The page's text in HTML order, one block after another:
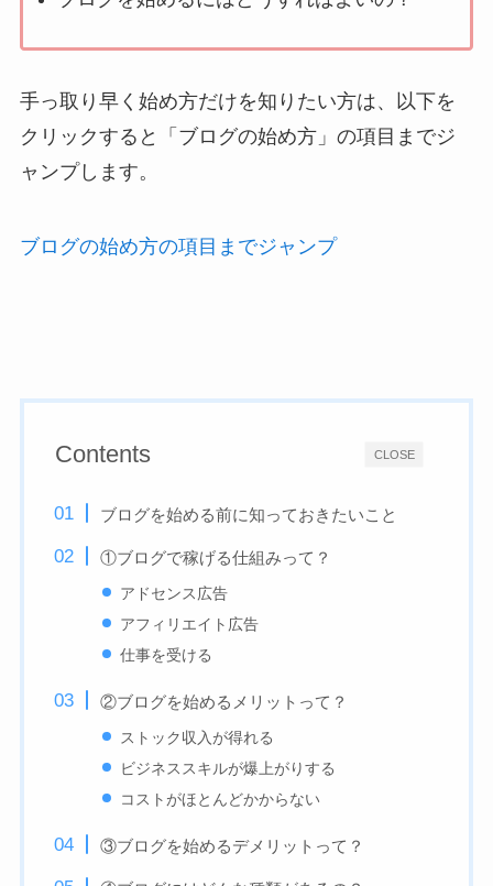
手っ取り早く始め方だけを知りたい方は、以下を
クリックすると「ブログの始め方」の項目までジ
ャンプします。
ブログの始め方の項目までジャンプ
CLOSE
Contents
ブログを始める前に知っておきたいこと
①ブログで稼げる仕組みって？
アドセンス広告
アフィリエイト広告
仕事を受ける
②ブログを始めるメリットって？
ストック収入が得れる
ビジネススキルが爆上がりする
コストがほとんどかからない
③ブログを始めるデメリットって？